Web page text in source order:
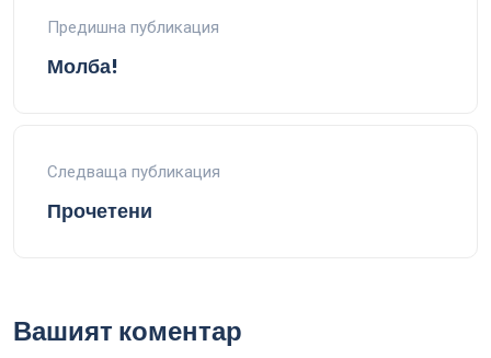
Предишна публикация
Молба!
Следваща публикация
Прочетени
Вашият коментар